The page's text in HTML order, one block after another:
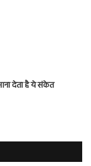
देता है ये संकेत